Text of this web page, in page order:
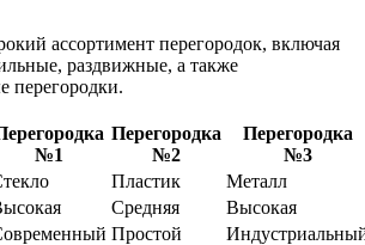
ассортимент перегородок, включая
раздвижные, а также
перегородки.
№1
Перегородка
№2
Перегородка
№3
Пластик
Металл
Средняя
Высокая
Простой